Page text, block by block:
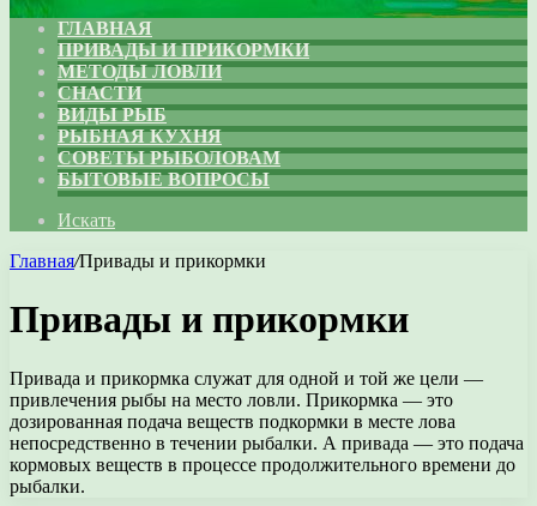
ГЛАВНАЯ
ПРИВАДЫ И ПРИКОРМКИ
МЕТОДЫ ЛОВЛИ
СНАСТИ
ВИДЫ РЫБ
РЫБНАЯ КУХНЯ
СОВЕТЫ РЫБОЛОВАМ
БЫТОВЫЕ ВОПРОСЫ
Искать
Главная/Привады и прикормки
Привады и прикормки
Привада и прикормка служат для одной и той же цели —
привлечения рыбы на место ловли. Прикормка — это
дозированная подача веществ подкормки в месте лова
непосредственно в течении рыбалки. А привада — это подача
кормовых веществ в процессе продолжительного времени до
рыбалки.